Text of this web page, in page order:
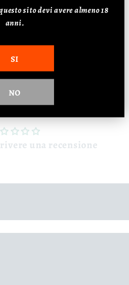
Falanghina
mesi
Clienti
una recensione
sito devi avere almeno 18
anni.
SI
NO